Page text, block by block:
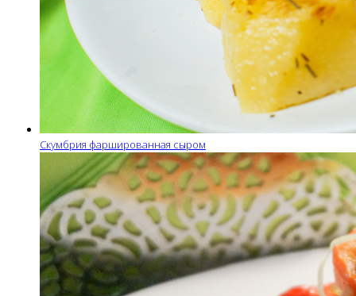
Скумбрия фаршированная сыром